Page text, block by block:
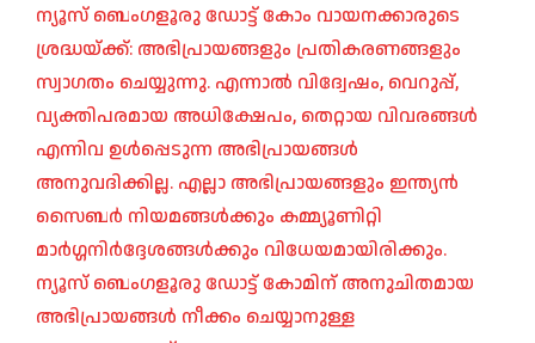
ന്യൂസ് ബെംഗളൂരു ഡോട്ട് കോം വായനക്കാരുടെ
ശ്രദ്ധയ്ക്ക്: അഭിപ്രായങ്ങളും പ്രതികരണങ്ങളും
സ്വാഗതം ചെയ്യുന്നു. എന്നാൽ വിദ്വേഷം, വെറുപ്പ്,
വ്യക്തിപരമായ അധിക്ഷേപം, തെറ്റായ വിവരങ്ങൾ
എന്നിവ ഉൾപ്പെടുന്ന അഭിപ്രായങ്ങൾ
അനുവദിക്കില്ല. എല്ലാ അഭിപ്രായങ്ങളും ഇന്ത്യൻ
സൈബർ നിയമങ്ങൾക്കും കമ്മ്യൂണിറ്റി
മാർഗ്ഗനിർദ്ദേശങ്ങൾക്കും വിധേയമായിരിക്കും.
ന്യൂസ് ബെംഗളൂരു ഡോട്ട് കോമിന് അനുചിതമായ
അഭിപ്രായങ്ങൾ നീക്കം ചെയ്യാനുള്ള